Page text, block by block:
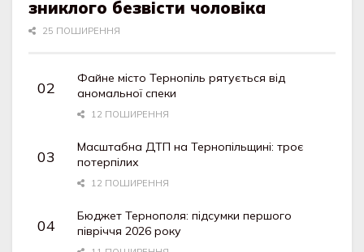
зниклого безвісти чоловіка
25 ПОШИРЕННЯ
Файне місто Тернопіль рятується від
аномальної спеки
12 ПОШИРЕННЯ
Масштабна ДТП на Тернопільщині: троє
потерпілих
12 ПОШИРЕННЯ
Бюджет Тернополя: підсумки першого
півріччя 2026 року